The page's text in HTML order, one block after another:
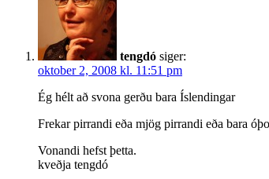
tengdó siger:
oktober 2, 2008 kl. 11:51 pm
Ég hélt að svona gerðu bara Íslendingar
Frekar pirrandi eða mjög pirrandi eða bara
Vonandi hefst þetta.
kveðja tengdó